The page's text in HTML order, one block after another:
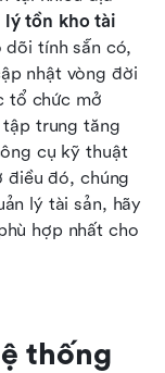
lý tồn kho tài
tính sẵn có,
nhật vòng đời
tổ chức mở
trung tăng
cụ kỹ thuật
điều đó, chúng
lý tài sản, hãy
hợp nhất cho
thống
mã nguồn
hệ thống